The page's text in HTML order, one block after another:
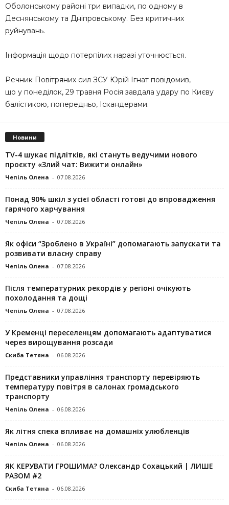
Оболонському районі три випадки, по одному в
Деснянському та Дніпровському. Без критичних
руйнувань.
Інформація щодо потерпілих наразі уточнюється.
Речник Повітряних сил ЗСУ Юрій Ігнат повідомив,
що у понеділок, 29 травня Росія завдала удару по Києву
балістикою, попередньо, Іскандерами.
Новини
TV-4 шукає підлітків, які стануть ведучими нового
проєкту «Злий чат: Вижити онлайн»
Чепіль Олена - 07.08.2026
Понад 90% шкіл з усієї області готові до впровадження
гарячого харчування
Чепіль Олена - 07.08.2026
Як офіси “Зроблено в Україні” допомагають запускaти та
розвивати власну справу
Чепіль Олена - 07.08.2026
Після температурних рекордів у регіоні очікують
похолодання та дощі
Чепіль Олена - 07.08.2026
У Кременці переселенцям допомагають адаптуватися
через вирощування розсади
Скиба Тетяна - 06.08.2026
Представники управління транспорту перевіряють
температуру повітря в салонах громадського
транспорту
Чепіль Олена - 06.08.2026
Як літня спека впливає на домашніх улюбленців
Чепіль Олена - 06.08.2026
ЯК КЕРУВАТИ ГРОШИМА? Олександр Сохацький | ЛИШЕ
РАЗОМ #2
Скиба Тетяна - 06.08.2026